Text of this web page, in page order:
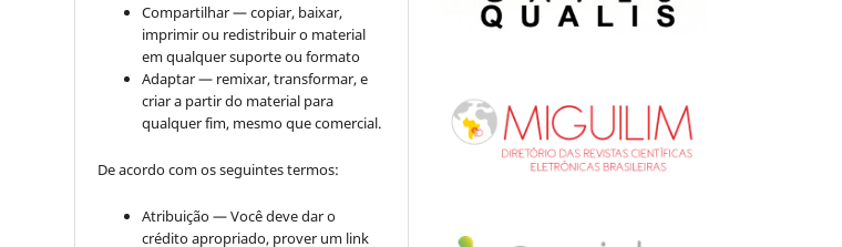
Compartilhar — copiar, baixar,
imprimir ou redistribuir o material
em qualquer suporte ou formato
Adaptar — remixar, transformar, e
criar a partir do material para
qualquer fim, mesmo que comercial.
De acordo com os seguintes termos:
Atribuição — Você deve dar o
crédito apropriado, prover um link